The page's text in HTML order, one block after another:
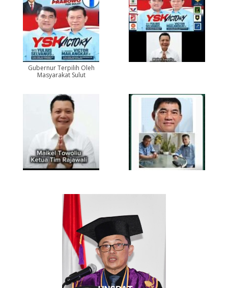
Gubernur Terpilih Oleh
Masyarakat Sulut